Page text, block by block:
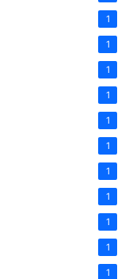
1
1
1
1
1
1
1
1
1
1
1